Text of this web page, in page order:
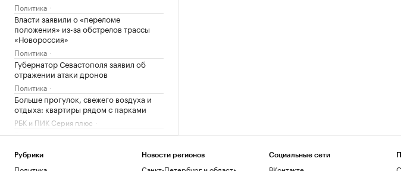
Политика
Власти заявили о «переломе
положения» из-за обстрелов трассы
«Новороссия»
Политика
Губернатор Севастополя заявил об
отражении атаки дронов
Политика
Больше прогулок, свежего воздуха и
отдыха: квартиры рядом с парками
РБК и ПИК Серия плюс
Ромашина назвала хорошим
чемпионате Европы
Спорт
Рубрики Новости регионов Социальные сети